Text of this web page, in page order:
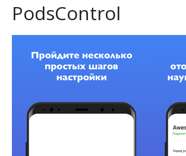
PodsControl